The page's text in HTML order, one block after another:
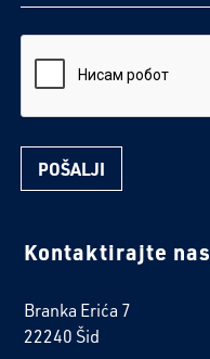
Kontaktirajte nas
Branka Erića 7
22240 Šid